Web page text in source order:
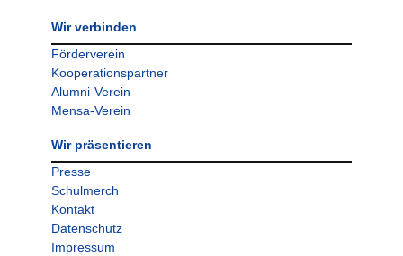
Wir verbinden
Förderverein
Kooperationspartner
Alumni-Verein
Mensa-Verein
Wir präsentieren
Presse
Schulmerch
Kontakt
Datenschutz
Impressum